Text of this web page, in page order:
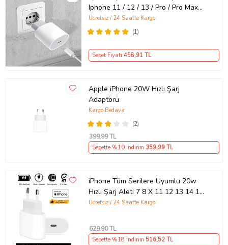
Iphone 11 / 12 / 13 / Pro / Pro Max
Uyumlu Şarj Aleti Seti
(1)
Ücretsiz / 24 Saatte Kargo
Sepet Fiyatı 458,91 TL
Apple iPhone 20W Hızlı Şarj
Adaptörü
(2)
Kargo Bedava
399,99 TL
Sepette %10 İndirim 359,99 TL
iPhone Tüm Serilere Uyumlu 20w
Hızlı Şarj Aleti 7 8 X 11 12 13 14 15
16 İçin Type-C Girişli Adaptör
Ücretsiz / 24 Saatte Kargo
629,90 TL
Sepette %18 İndirim 516,52 TL